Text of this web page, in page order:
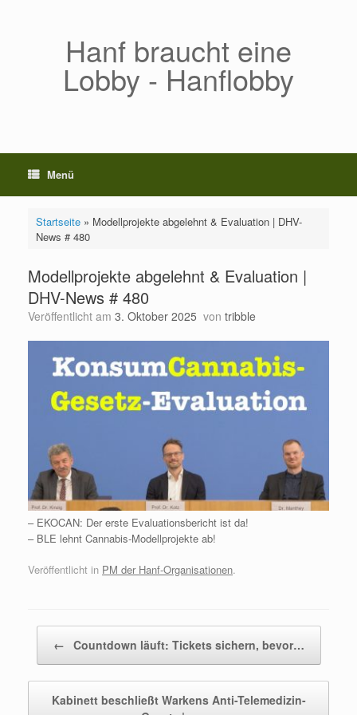
Hanf braucht eine
Lobby - Hanflobby
Menü
Startseite» Modellprojekte abgelehnt & Evaluation | DHV-
News # 480
Modellprojekte abgelehnt & Evaluation |
DHV-News # 480
Veröffentlicht am 3. Oktober 2025 von tribble
– EKOCAN: Der erste Evaluationsbericht ist da!
– BLE lehnt Cannabis-Modellprojekte ab!
Veröffentlicht in PM der Hanf-Organisationen.
← Countdown läuft: Tickets sichern, bevor…
Kabinett beschließt Warkens Anti-Telemedizin-